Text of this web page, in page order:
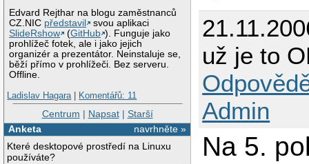
Edvard Rejthar na blogu zaměstnanců
CZ.NIC představil
svou aplikaci
SlideRshow
(GitHub ). Funguje jako
prohlížeč fotek, ale i jako jejich
organizér a prezentátor. Neinstaluje se,
běží přímo v prohlížeči. Bez serveru.
Offline.
Ladislav Hagara| Komentářů: 11
Centrum | Napsat| Starší
navrhněte »
Anketa
Které desktopové prostředí na Linuxu
používáte?
už je to
Admin
Na 5.